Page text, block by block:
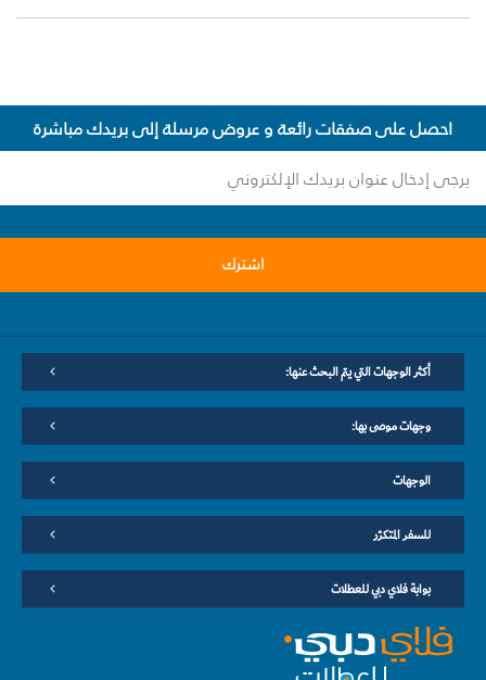
احصل على صفقات رائعة و عروض مرسلة إلى بريدك مباشرة
اشترك
أكثر الوجهات التي يتم البحث عنها:
وجهات موصى بها:
الوجهات
للسفر المتكرّر
بوابة فلاي دبي للعطلات